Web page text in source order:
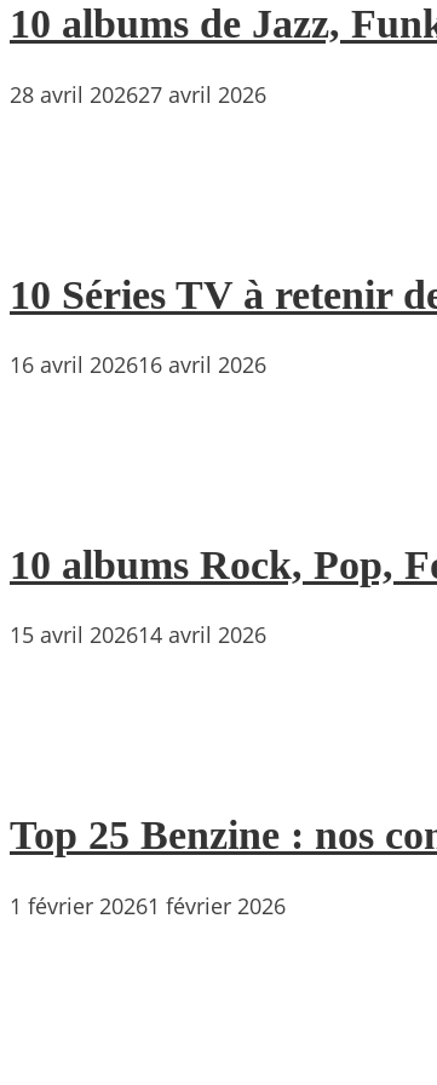
10 albums de Jazz,
28 avril 202627 avril 2026
10 Séries TV à retenir
16 avril 202616 avril 2026
10 albums Rock, Pop,
15 avril 202614 avril 2026
Top 25 Benzine : nos
1 février 20261 février 2026